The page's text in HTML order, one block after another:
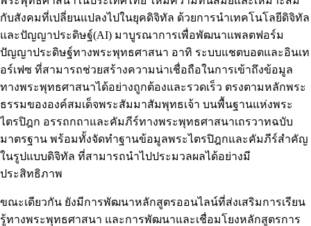
กับสังคมที่เปลี่ยนแปลงไปในยุคดิจิทัล ด้วยการนำเทคโนโลยีดิจิทัล
และปัญญาประดิษฐ์(AI) มาบูรณาการเพื่อพัฒนาแพลตฟอร์ม
ปัญญาประดิษฐ์ทางพระพุทธศาสนา อาทิ ระบบแชตบอตและอินเท
อร์เฟซ ที่สามารถช่วยสร้างความน่าเชื่อถือในการเข้าถึงข้อมูล
ทางพระพุทธศาสนาได้อย่างถูกต้องและรวดเร็ว ตรงตามหลักพระ
ธรรมขององค์สมเด็จพระสัมมาสัมพุทธเจ้า บนพื้นฐานแห่งพระ
ไตรปิฎก อรรถกถาและคัมภีร์ทางพระพุทธศาสนาเถรวาทฉบับ
มาตรฐาน พร้อมทั้งจัดทำฐานข้อมูลพระไตรปิฎกและคัมภีร์สำคัญ
ในรูปแบบดิจิทัล ที่สามารถนำไปประมวลผลได้อย่างมี
ประสิทธิภาพ
ขณะเดียวกัน ยังมีการพัฒนาหลักสูตรออนไลน์ที่ส่งเสริมการเรียน
รู้ทางพระพุทธศาสนา และการพัฒนาและเชื่อมโยงหลักสูตรการ